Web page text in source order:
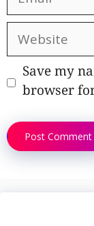
Website
Save my
browser